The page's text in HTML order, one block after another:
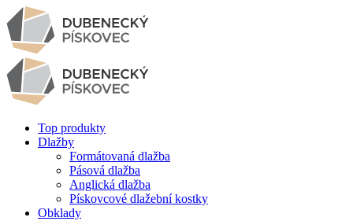
Top produkty
Dlažby
Formátovaná dlažba
Pásová dlažba
Anglická dlažba
Pískovcové dlažební kostky
Obklady